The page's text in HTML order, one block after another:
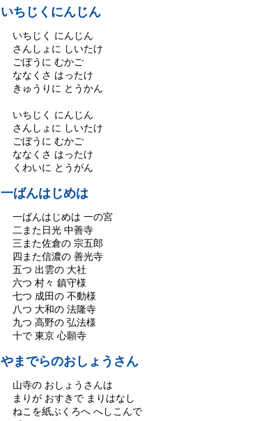
いちじくにんじん
いちじく にんじん
さんしょに しいたけ
ごぼうに むかご
ななくさ はったけ
きゅうりに とうかん
いちじく にんじん
さんしょに しいたけ
ごぼうに むかご
ななくさ はったけ
くわいに とうがん
一ばんはじめは
一ばんはじめは 一の宮
二また日光 中善寺
三また佐倉の 宗五郎
四また信濃の 善光寺
五つ 出雲の 大社
六つ 村々 鎮守様
七つ 成田の 不動様
八つ 大和の 法隆寺
九つ 高野の 弘法様
十で 東京 心願寺
やまでらのおしょうさん
山寺の おしょうさんは
まりが おすきで まりはなし
ねこを紙ぶくろへ へしこんで